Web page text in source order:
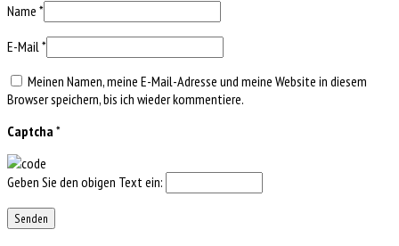
Name *
E-Mail *
Meinen Namen, meine E-Mail-Adresse und meine Website in diesem
Browser speichern, bis ich wieder kommentiere.
Captcha *
Geben Sie den obigen Text ein: